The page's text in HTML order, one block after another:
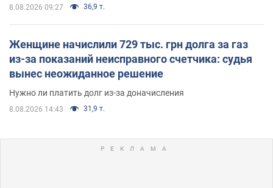
8.08.2026 09:27 36,9 т.
Женщине начислили 729 тыс. грн долга за газ
из-за показаний неисправного счетчика: судья
вынес неожиданное решение
Нужно ли платить долг из-за доначисления
8.08.2026 14:43 31,9 т.